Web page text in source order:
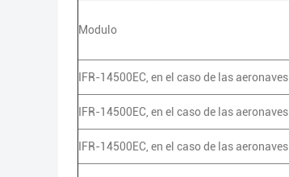
Modulo
IFR-14500EC, en el caso de las aeronaves
IFR-14500EC, en el caso de las aeronaves
IFR-14500EC, en el caso de las aeronaves